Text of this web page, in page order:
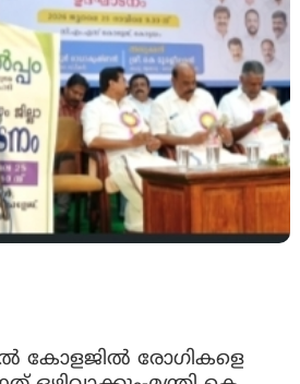
കോളജിൽ രോഗികളെ